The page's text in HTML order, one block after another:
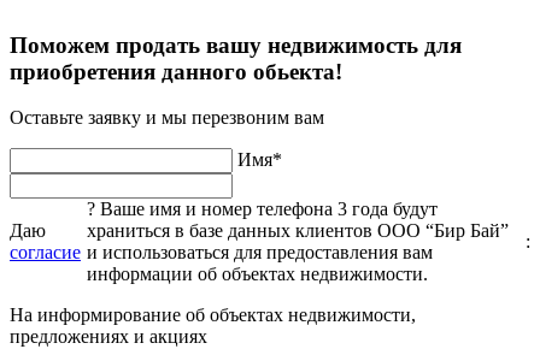
Поможем продать вашу недвижимость для
приобретения данного обьекта!
Оставьте заявку и мы перезвоним вам
Имя*
Даю
согласие
? Ваше имя и номер телефона 3 года будут
храниться в базе данных клиентов ООО “Бир Бай”
и использоваться для предоставления вам
информации об объектах недвижимости.
:
На информирование об объектах недвижимости,
предложениях и акциях